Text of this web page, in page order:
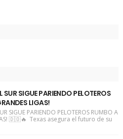
SUR SIGUE PARIENDO PELOTEROS
LIGAS!
SIGUE PARIENDO PELOTEROS RUMBO A
🇩🇴🔥 Texas asegura el futuro de su